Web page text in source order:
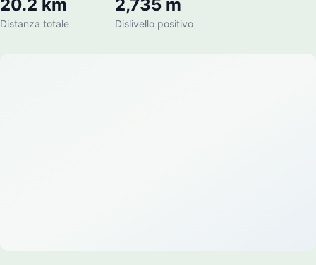
20.2 km
Distanza totale
2,735 m
Dislivello positivo